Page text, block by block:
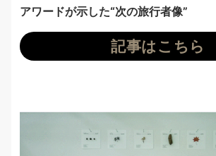
アワードが示した“次の旅行者像”
記事はこちら